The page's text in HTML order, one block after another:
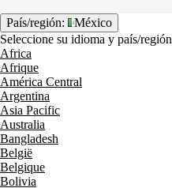
País/región:
México
Seleccione su idioma y país/región
Africa
Afrique
América Central
Argentina
Asia Pacific
Australia
Bangladesh
België
Belgique
Bolivia